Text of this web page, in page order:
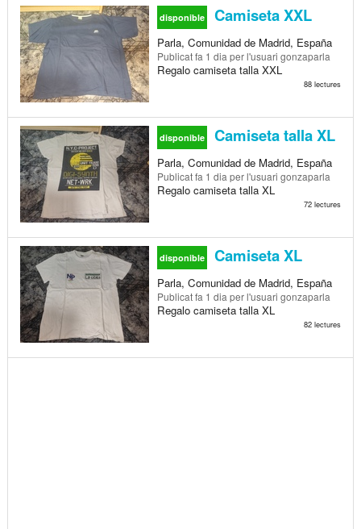
disponible Camiseta XXL
Parla, Comunidad de Madrid, España
Publicatfa 1 dia per l'usuari gonzaparla
Regalo camiseta talla XXL
88 lectures
disponible Camiseta talla XL
Parla, Comunidad de Madrid, España
Publicatfa 1 dia per l'usuari gonzaparla
Regalo camiseta talla XL
72 lectures
disponible Camiseta XL
Parla, Comunidad de Madrid, España
Publicatfa 1 dia per l'usuari gonzaparla
Regalo camiseta talla XL
82 lectures